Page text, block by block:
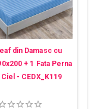
din Damasc cu
+ 1 Fata Perna
- CEDX_K119